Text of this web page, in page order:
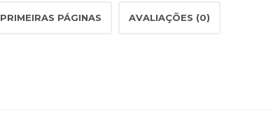
PRIMEIRAS PÁGINAS AVALIAÇÕES (0)